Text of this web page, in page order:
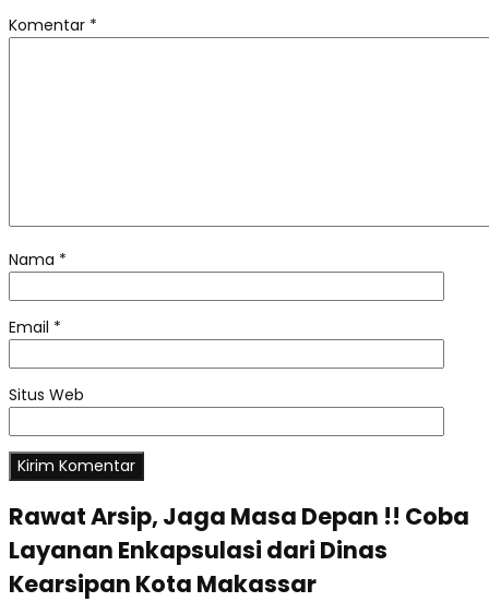
Komentar *
Nama *
Email *
Situs Web
Rawat Arsip, Jaga Masa Depan !! Coba
Layanan Enkapsulasi dari Dinas
Kearsipan Kota Makassar